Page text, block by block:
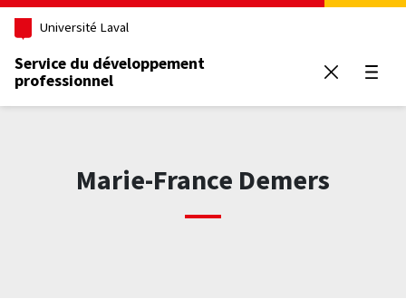
Aller au contenu principal
Université Laval
Service du développement
professionnel
Marie-France Demers